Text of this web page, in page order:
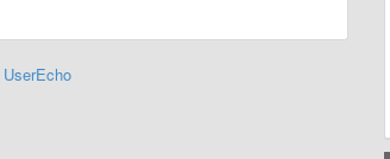
UserEcho